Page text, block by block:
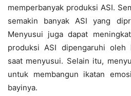
memperbanyak produksi ASI.
semakin banyak ASI yang
Menyusui juga dapat
produksi ASI dipengaruhi oleh
saat menyusui. Selain itu,
untuk membangun ikatan
bayinya.